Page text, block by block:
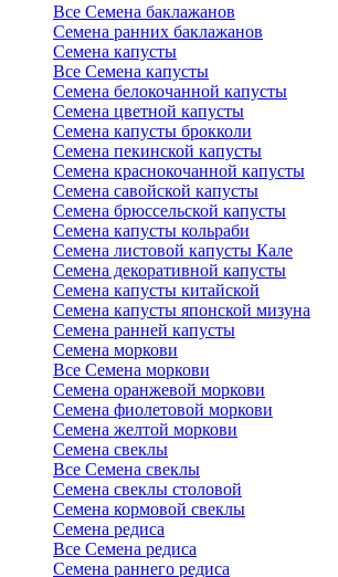
Все Семена баклажанов
Семена ранних баклажанов
Семена капусты
Все Семена капусты
Семена белокочанной капусты
Семена цветной капусты
Семена капусты брокколи
Семена пекинской капусты
Семена краснокочанной капусты
Семена савойской капусты
Семена брюссельской капусты
Семена капусты кольраби
Семена листовой капусты Кале
Семена декоративной капусты
Семена капусты китайской
Семена капусты японской мизуна
Семена ранней капусты
Семена моркови
Все Семена моркови
Семена оранжевой моркови
Семена фиолетовой моркови
Семена желтой моркови
Семена свеклы
Все Семена свеклы
Семена свеклы столовой
Семена кормовой свеклы
Семена редиса
Все Семена редиса
Семена раннего редиса